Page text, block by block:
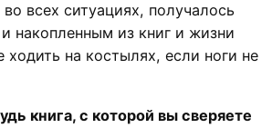
всех ситуациях, получалось
накопленным из книг и жизни
на костылях, если ноги не
книга, с которой вы сверяете